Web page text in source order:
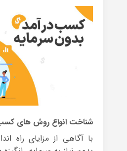
شناخت انواع روش های
با آگاهی از مزایای راه